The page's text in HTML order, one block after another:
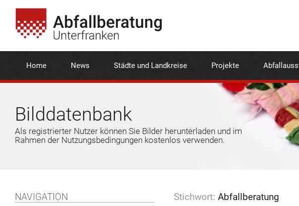
Home News Städte und Landkreise Projekte
Bilddatenbank
Als registrierter Nutzer können Sie Bilder herunterladen und im
Rahmen der Nutzungsbedingungen kostenlos verwenden.
NAVIGATION Stichwort: Abfallberatung